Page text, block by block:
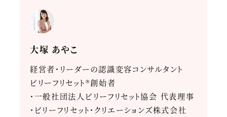
大塚 あやこ
経営者・リーダーの認識変容コンサルタント
ビリーフリセット®創始者
・一般社団法人ビリーフリセット協会 代表理事
・ビリーフリセット・クリエーションズ株式会社